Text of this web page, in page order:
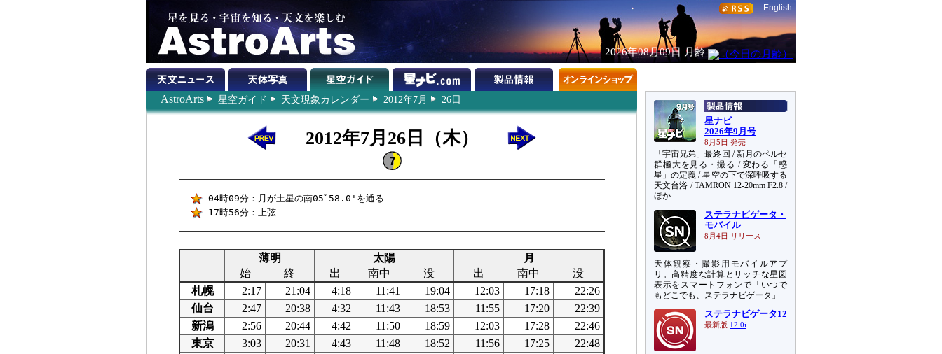
English
2026年08月09日 月齢
AstroArts 星空ガイド 天文現象カレンダー 2012年7月 26日
2012年7月26日（木）
04時09分：月が土星の南05ﾟ58.0'を通る
17時56分：上弦
薄明 太陽
月
始
終 出 南中 没 出 南中
没
札幌
2:17 21:04 4:18 11:41 19:04 12:03 17:18
22:26
仙台
2:47 20:38 4:32 11:43 18:53 11:55 17:20
22:39
新潟
2:56 20:44 4:42 11:50 18:59 12:03 17:28
22:46
東京
3:03 20:31 4:43 11:48 18:52 11:56 17:25
22:48
星ナビ
2026年9月号
8月5日 発売
「宇宙兄弟」最終回 / 新月のペルセ
群極大を見る・撮る / 変わる「惑
星」の定義 / 星空の下で深呼吸する
天文台浴 / TAMRON 12-20mm F2.8 /
ほか
ステラナビゲータ・
モバイル
8月4日 リリース
天体観察・撮影用モバイルアプ
リ。高精度な計算とリッチな星図
表示をスマートフォンで「いつで
もどこでも、ステラナビゲータ」
ステラナビゲータ12
最新版 12.0i